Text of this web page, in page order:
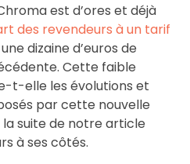
est d’ores et déjà
des revendeurs à un tarif
dizaine d’euros de
Cette faible
t-elle les évolutions et
par cette nouvelle
la suite de notre article
à ses côtés.